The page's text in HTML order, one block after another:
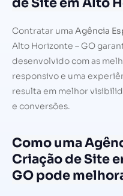
de Site em Alto
Contratar uma Agência
Alto Horizonte – GO
desenvolvido com as
responsivo e uma
resulta em melhor
e conversões.
Como uma
Criação de Site
GO pode